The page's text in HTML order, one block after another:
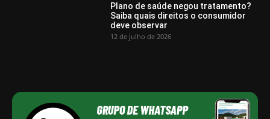
Plano de saúde negou tratamento?
Saiba quais direitos o consumidor
deve observar
12 de julho de 2026